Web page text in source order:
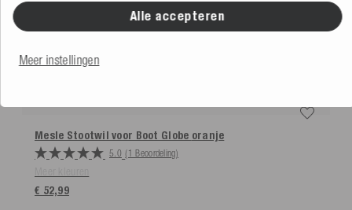
Mesle Stootwil voor Boot Globe oranje
5.0 (1 Beoordeling)
€ 52,99
Alle accepteren
Meer instellingen